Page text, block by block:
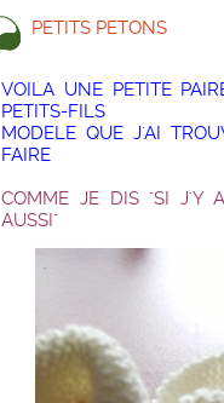
PETITS PETONS
VOILA UNE PETITE
PETITS-FILS
MODELE QUE J'AI
FAIRE
COMME JE DIS "SI J'Y
AUSSI"